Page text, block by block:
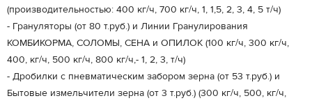
(производительностью: 400 кг/ч, 700 кг/ч, 1, 1,5, 2, 3, 4, 5 т/ч)
- Грануляторы (от 80 т.руб.) и Линии Гранулирования
КОМБИКОРМА, СОЛОМЫ, СЕНА и ОПИЛОК (100 кг/ч, 300 кг/ч,
400, кг/ч, 500 кг/ч, 800 кг/ч,- 1, 2, 3, т/ч)
- Дробилки с пневматическим забором зерна (от 53 т.руб.) и
Бытовые измельчители зерна (от 3 т.руб.) (300 кг/ч, 500, кг/ч,